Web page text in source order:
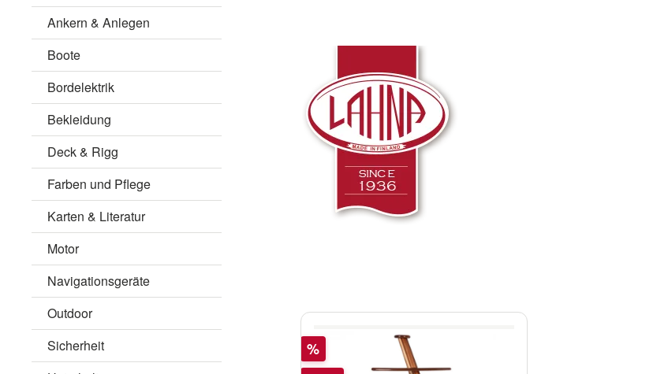
Ankern & Anlegen
Boote
Bordelektrik
Bekleidung
Deck & Rigg
Farben und Pflege
Karten & Literatur
Motor
Navigationsgeräte
Outdoor
Sicherheit
Rabatt
%